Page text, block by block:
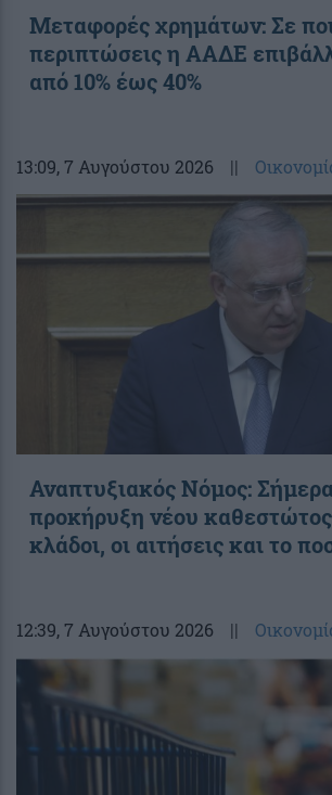
Μεταφορές χρημάτων: Σε
περιπτώσεις η ΑΑΔΕ
από 10% έως 40%
13:09, 7 Αυγούστου 2026 ||
Αναπτυξιακός Νόμος:
προκήρυξη νέου
κλάδοι, οι αιτήσεις και το
12:39, 7 Αυγούστου 2026 ||